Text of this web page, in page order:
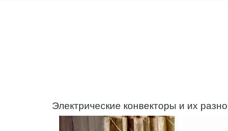
Электрические конвекторы и их